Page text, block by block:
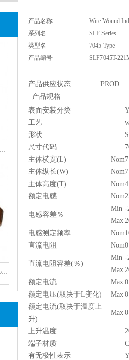
产品名称
Wire Wound
系列名
SLF Series
类型名
7045 Type
产品编号
SLF7045T-
产品供应状态
PROD
产品规格
表面安装分类
工艺
形状
尺寸代码
主体横宽(L)
Nom
主体纵长(W)
Nom
主体高度(T)
Nom
额定电感
Nom
电感容差％
Min -
Max
电感测定频率
Nom
直流电阻
Nom
直流电阻容差(％)
Min -
Max
额定电流
Max
额定电压(取决于L变化)
Max
额定电流(取决于温度上
升)
Max
上升温度
端子材质
有无极性表示